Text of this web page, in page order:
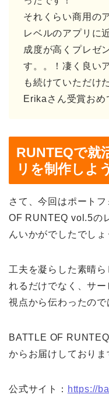
それくらい商用の
レベルのアプリに
成度が高くプレゼ
す。。！凄く良い
も続けていただけ
Erikaさん受賞おめ
RUNTEQで就
リを制作しよ
さて、今回はポート
OF RUNTEQ vol.5の
んいかがでしたでしょ
工夫を凝らした素晴
れるだけでなく、サ
視点から伝わったので
BATTLE OF
からお届けしておりま
公式サイト： https://